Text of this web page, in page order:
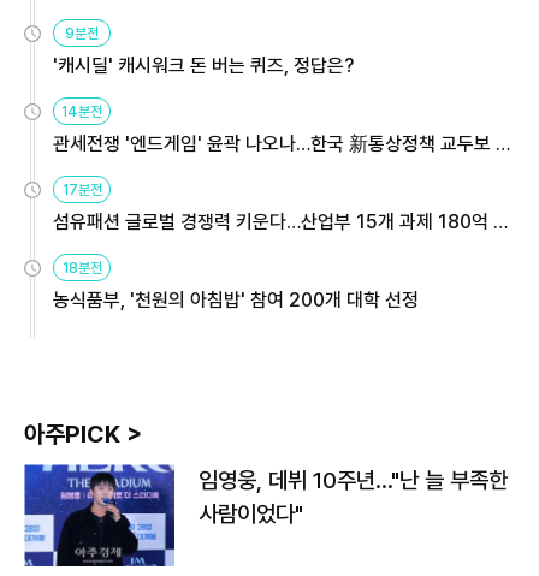
9분전
'캐시딜' 캐시워크 돈 버는 퀴즈, 정답은?
14분전
관세전쟁 '엔드게임' 윤곽 나오나…한국 新통상정책 교두보 활
용해야
17분전
섬유패션 글로벌 경쟁력 키운다…산업부 15개 과제 180억 지
원
18분전
농식품부, '천원의 아침밥' 참여 200개 대학 선정
아주PICK >
임영웅, 데뷔 10주년…"난 늘 부족한
사람이었다"